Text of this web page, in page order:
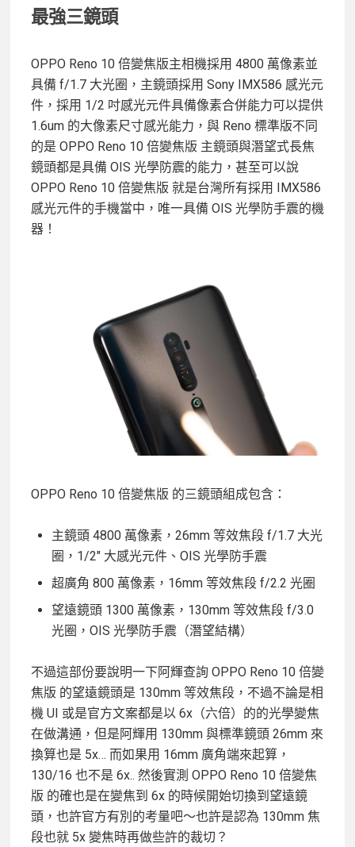
最強三鏡頭
OPPO Reno 10 倍變焦版主相機採用 4800 萬像素並
具備 f/1.7 大光圈，主鏡頭採用 Sony IMX586 感光元
件，採用 1/2 吋感光元件具備像素合併能力可以提供
1.6um 的大像素尺寸感光能力，與 Reno 標準版不同
的是 OPPO Reno 10 倍變焦版 主鏡頭與潛望式長焦
鏡頭都是具備 OIS 光學防震的能力，甚至可以說
OPPO Reno 10 倍變焦版 就是台灣所有採用 IMX586
感光元件的手機當中，唯一具備 OIS 光學防手震的機
器！
OPPO Reno 10 倍變焦版 的三鏡頭組成包含：
主鏡頭 4800 萬像素，26mm 等效焦段 f/1.7 大光
圈，1/2″ 大感光元件、OIS 光學防手震
超廣角 800 萬像素，16mm 等效焦段 f/2.2 光圈
望遠鏡頭 1300 萬像素，130mm 等效焦段 f/3.0
光圈，OIS 光學防手震（潛望結構）
不過這部份要說明一下阿輝查詢 OPPO Reno 10 倍變
焦版 的望遠鏡頭是 130mm 等效焦段，不過不論是相
機 UI 或是官方文案都是以 6x（六倍）的的光學變焦
在做溝通，但是阿輝用 130mm 與標準鏡頭 26mm 來
換算也是 5x… 而如果用 16mm 廣角端來起算，
130/16 也不是 6x.. 然後實測 OPPO Reno 10 倍變焦
版 的確也是在變焦到 6x 的時候開始切換到望遠鏡
頭，也許官方有別的考量吧～也許是認為 130mm 焦
段也就 5x 變焦時再做些許的裁切？